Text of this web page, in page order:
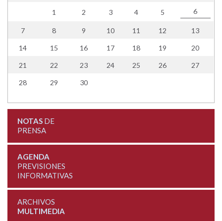
1 2 3 4 5 6
7 8 9 10 11 12 13
14 15 16 17 18 19 20
21 22 23 24 25 26 27
28 29 30
NOTASDE
PRENSA
AGENDA
PREVISIONES
INFORMATIVAS
ARCHIVOS
MULTIMEDIA